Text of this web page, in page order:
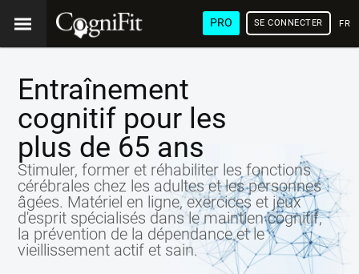
PRO SE CONNECTER
Entraînement
cognitif pour les
plus de 65 ans
Stimuler, former et réhabiliter les fonctions
cérébrales chez les adultes et les personnes
âgées. Matériel en ligne, exercices et jeux
d'esprit spécialisés dans le maintien cognitif,
la prévention de la dépendance et le
vieillissement actif et sain.